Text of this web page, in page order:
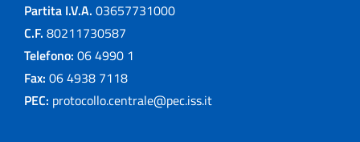
Partita I.V.A. 03657731000
C.F. 80211730587
Telefono: 06 4990 1
Fax: 06 4938 7118
PEC: protocollo.centrale@pec.iss.it